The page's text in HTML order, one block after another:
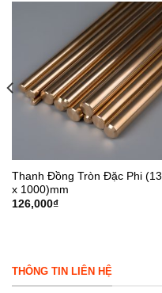
Thanh Đồng Tròn Đặc Phi (13
x 1000)mm
126,000₫
THÔNG TIN LIÊN HỆ